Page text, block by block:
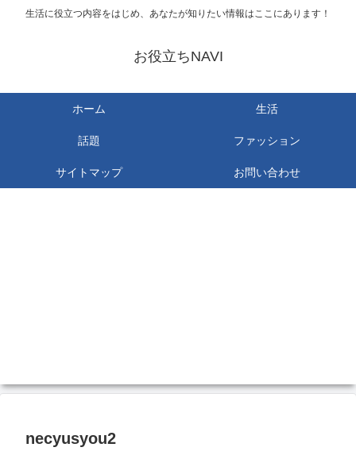
生活に役立つ内容をはじめ、あなたが知りたい情報はここにあります！
お役立ちNAVI
ホーム 生活
話題 ファッション
サイトマップ お問い合わせ
necyusyou2